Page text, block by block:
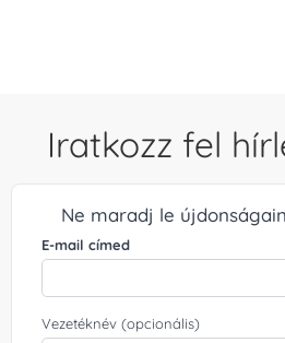
Iratkozz fel
Ne maradj le
E-mail címed
Vezetéknév (opcionális)